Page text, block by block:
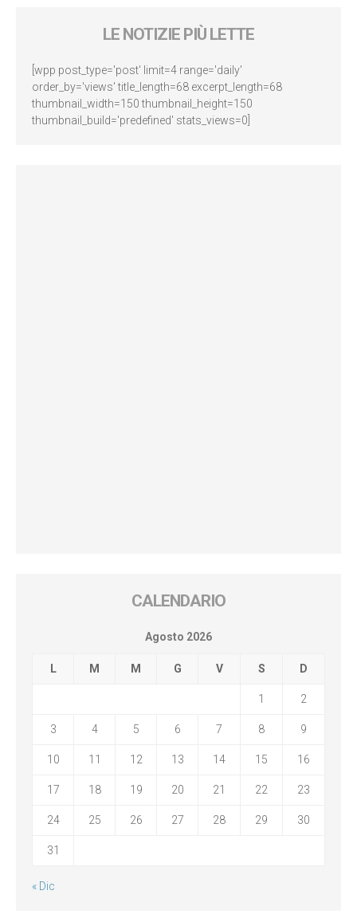
LE NOTIZIE PIÙ LETTE
[wpp post_type='post' limit=4 range='daily'
order_by='views' title_length=68 excerpt_length=68
thumbnail_width=150 thumbnail_height=150
thumbnail_build='predefined' stats_views=0]
CALENDARIO
Agosto 2026
L M M G V S D
1 2
3 4 5 6 7 8 9
10 11 12 13 14 15 16
17 18 19 20 21 22 23
24 25 26 27 28 29 30
31
« Dic